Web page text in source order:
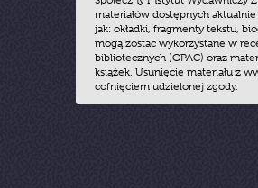
materiałów dostępnych
jak: okładki, fragmenty tekstu,
mogą zostać wykorzystane w
bibliotecznych (OPAC) oraz
książek. Usunięcie materiału z
cofnięciem udzielonej zgody.